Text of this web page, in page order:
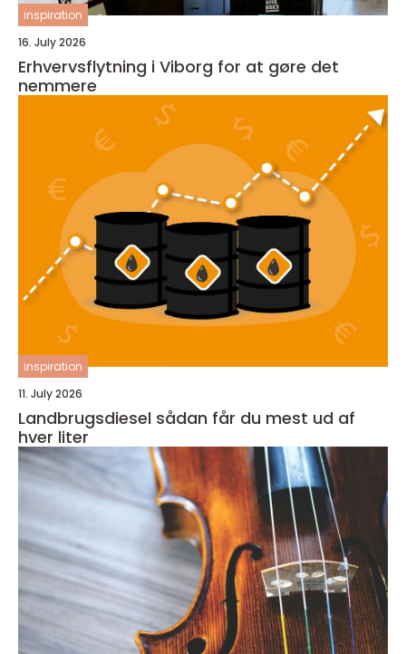
inspiration
16. July 2026
Erhvervsflytning i Viborg for at gøre det
nemmere
inspiration
11. July 2026
Landbrugsdiesel sådan får du mest ud af
hver liter